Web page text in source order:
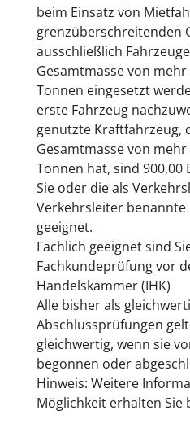
beim Einsatz von
grenzüberschreitenden
ausschließlich
Gesamtmasse von
Tonnen eingesetzt
erste Fahrzeug
genutzte Kraftfahrzeug,
Gesamtmasse von
Tonnen hat, sind 900,00
Sie oder die als
Verkehrsleiter benannte
geeignet.
Fachlich geeignet sind
Fachkundeprüfung vor
Handelskammer (IHK)
Alle bisher als
Abschlussprüfungen
gleichwertig, wenn sie
begonnen oder
Hinweis: Weitere
Möglichkeit erhalten Sie